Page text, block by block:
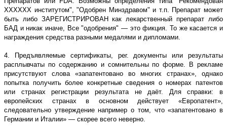
ХХХХХХ институтом", "Одобрен Минздравом" и т.п. Препарат может
быть либо ЗАРЕГИСТРИРОВАН как лекарственный препарат либо
БАД и никак иначе, Все "одобрения" — это фикция. То же касается и
награждения средства разными медалями и дипломами.
4. Предъявляемые сертификаты, рег. документы или результаты
расплывчаты по содержанию и сомнительны по форме. В рекламе
присутствуют слова «запатентовано во многих странах», однако
попытка получить более конкретные сведения о номерах патентов
или странах регистрации результата не даёт. Для справки: в
европейских странах в основном действует «Европатент»,
следовательно утверждение например о том, что «запатентовано в
Германии и Италии» — скорее всего неверно.